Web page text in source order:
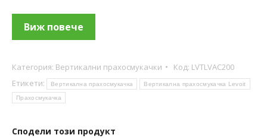
Виж повече
Категория: Вертикални прахосмукачки Код: LVTLVAC200
Етикети:
Вертикална прахосмукачка Вертикална прахосмукачка Levoit
Прахосмукачка
Сподели този продукт